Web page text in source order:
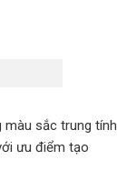
màu sắc trung tính
ưu điểm tạo